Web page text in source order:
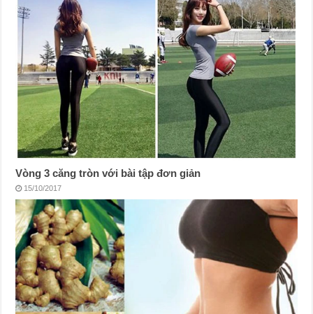
Vòng 3 căng tròn với bài tập đơn giản
15/10/2017